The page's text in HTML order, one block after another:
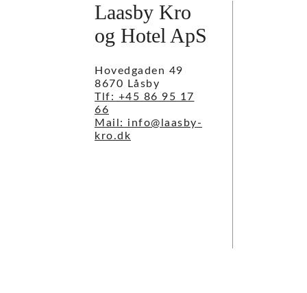
Laasby Kro
og Hotel ApS
Hovedgaden 49
8670 Låsby
Tlf: +45 86 95 17
66
Mail: info@laasby-
kro.dk